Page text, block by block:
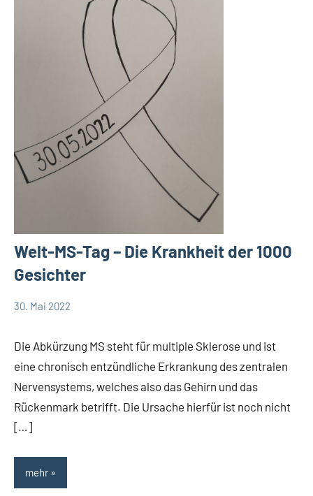
Welt-MS-Tag – Die Krankheit der 1000
Gesichter
30. Mai 2022
Die Abkürzung MS steht für multiple Sklerose und ist
eine chronisch entzündliche Erkrankung des zentralen
Nervensystems, welches also das Gehirn und das
Rückenmark betrifft. Die Ursache hierfür ist noch nicht
[…]
mehr